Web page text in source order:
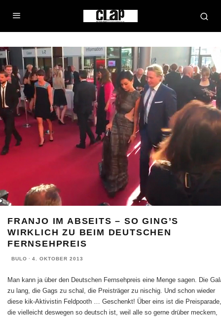
FRANJO IM ABSEITS – SO GING’S
WIRKLICH ZU BEIM DEUTSCHEN
FERNSEHPREIS
BULO · 4. OKTOBER 2013
Man kann ja über den Deutschen Fernsehpreis eine Menge sagen. Die
zu lang, die Gags zu schal, die Preisträger zu nischig. Und schon wieder
diese kik-Aktivistin Feldpooth … Geschenkt! Über eins ist die Preisparade,
die vielleicht deswegen so deutsch ist, weil alle so gerne drüber meckern,